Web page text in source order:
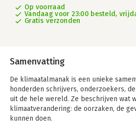
Op voorraad
Vandaag voor 23:00 besteld,
Gratis verzonden
Samenvatting
De klimaatalmanak is een unieke
honderden schrijvers, onderzoekers,
uit de hele wereld. Ze beschrijven wat
klimaatverandering: de oorzaken, de
kunnen doen.